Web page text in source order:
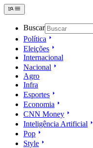
Buscar
Política
Eleições
Internacional
Nacional
Agro
Infra
Esportes
Economia
CNN Money
Inteligência Artificial
Pop
Style